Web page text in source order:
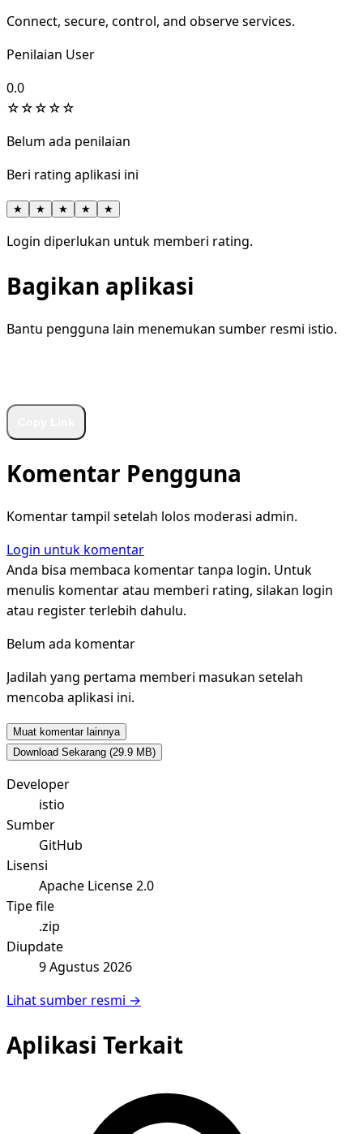
Connect, secure, control, and observe services.
Penilaian User
0.0
☆☆☆☆☆
Belum ada penilaian
Beri rating aplikasi ini
★ ★ ★ ★ ★
Login diperlukan untuk memberi rating.
Bagikan aplikasi
Bantu pengguna lain menemukan sumber resmi istio.
Komentar Pengguna
Komentar tampil setelah lolos moderasi admin.
Login untuk komentar
Anda bisa membaca komentar tanpa login. Untuk
menulis komentar atau memberi rating, silakan login
atau register terlebih dahulu.
Belum ada komentar
Jadilah yang pertama memberi masukan setelah
mencoba aplikasi ini.
Muat komentar lainnya
Download Sekarang (29.9 MB)
Developer
istio
Sumber
GitHub
Lisensi
Apache License 2.0
Tipe file
.zip
Diupdate
9 Agustus 2026
Lihat sumber resmi →
Aplikasi Terkait